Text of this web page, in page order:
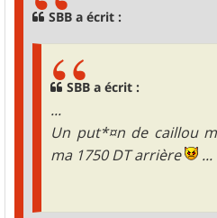
SBB a écrit :
SBB a écrit :
...
Un put*¤n de caillou
ma 1750 DT arrière
...